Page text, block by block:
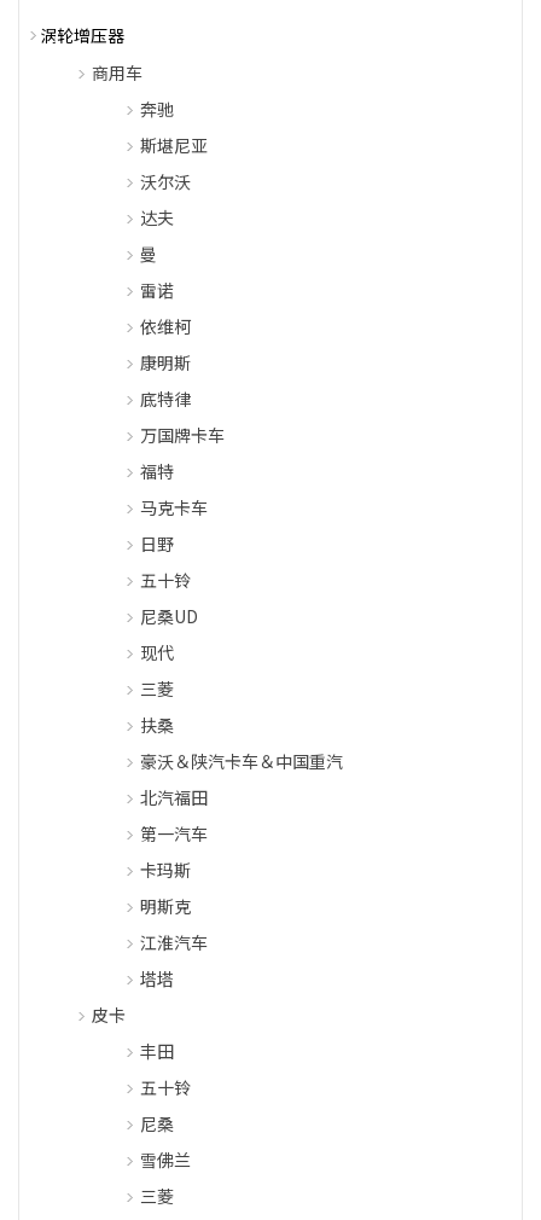
涡轮增压器
商用车
奔驰
斯堪尼亚
沃尔沃
达夫
曼
雷诺
依维柯
康明斯
底特律
万国牌卡车
福特
马克卡车
日野
五十铃
尼桑UD
现代
三菱
扶桑
豪沃＆陕汽卡车＆中国重汽
北汽福田
第一汽车
卡玛斯
明斯克
江淮汽车
塔塔
皮卡
丰田
五十铃
尼桑
雪佛兰
三菱